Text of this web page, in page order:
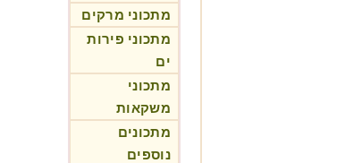
מתכוני מרקים
מתכוני פירות
ים
מתכוני
משקאות
מתכונים
נוספים